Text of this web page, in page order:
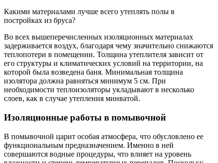
Какими материалами лучше всего утеплять полы в
постройках из бруса?
Во всех вышеперечисленных изоляционных материалах
задерживается воздух, благодаря чему значительно снижаются
теплопотери в помещении. Толщина утеплителя зависит от
его структуры и климатических условий на территории, на
которой была возведена баня. Минимальная толщина
изолятора должна равняться минимум 5 см. При
необходимости теплоизоляторы укладывают в несколько
слоев, как в случае утепления минватой.
Изоляционные работы в помывочной
В помывочной царит особая атмосфера, что обусловлено ее
функциональным предназначением. Именно в ней
совершаются водные процедуры, что влияет на уровень